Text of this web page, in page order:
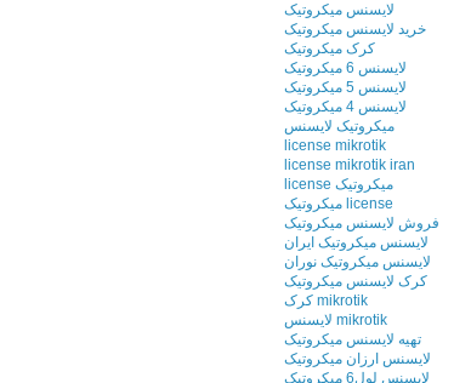
لایسنس میکروتیک
خرید لایسنس میکروتیک
کرک میکروتیک
لایسنس 6 میکروتیک
لایسنس 5 میکروتیک
لایسنس 4 میکروتیک
میکروتیک لایسنس
license mikrotik
license mikrotik iran
license میکروتیک
میکروتیک license
فروش لایسنس میکروتیک
لایسنس میکروتیک ایران
لایسنس میکروتیک نوران
کرک لایسنس میکروتیک
کرک mikrotik
لایسنس mikrotik
تهیه لایسنس میکروتیک
لایسنس ارزان میکروتیک
لایسنس لول6 میکروتیک